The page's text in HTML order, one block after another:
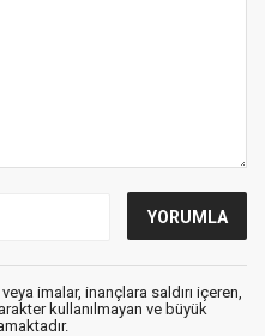
imalar, inançlara saldırı içeren,
kullanılmayan ve büyük